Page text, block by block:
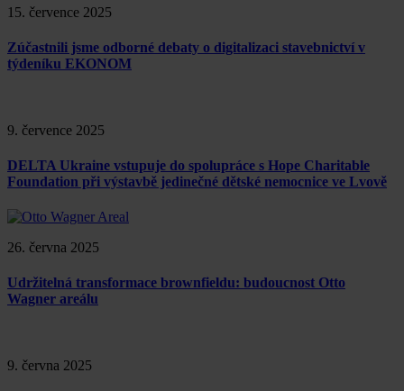
15. července 2025
Zúčastnili jsme odborné debaty o digitalizaci stavebnictví v
týdeníku EKONOM
9. července 2025
DELTA Ukraine vstupuje do spolupráce s Hope Charitable
Foundation při výstavbě jedinečné dětské nemocnice ve Lvově
26. června 2025
Udržitelná transformace brownfieldu: budoucnost Otto
Wagner areálu
9. června 2025